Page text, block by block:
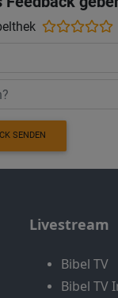
SENDEN
Livestream
Bibel TV
Bibel TV